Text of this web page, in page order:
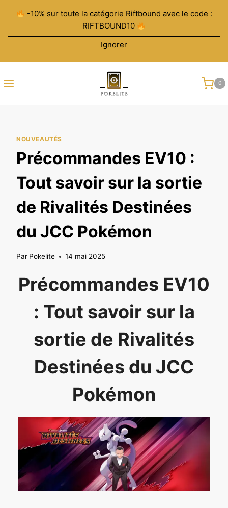
contenu
-10% sur toute la catégorie Riftbound avec le code :
RIFTBOUND10
Ignorer
0
NOUVEAUTÉS
Précommandes EV10 :
Tout savoir sur la sortie
de Rivalités Destinées
du JCC Pokémon
Par Pokelite 14 mai 2025
Précommandes EV10
: Tout savoir sur la
sortie de Rivalités
Destinées du JCC
Pokémon